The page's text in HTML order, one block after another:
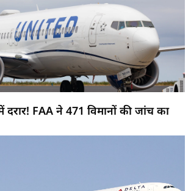
FAA ने 471 विमानों की जांच का